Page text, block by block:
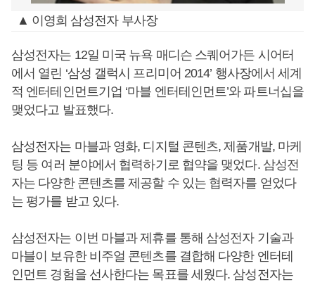
▲ 이영희 삼성전자 부사장
삼성전자는 12일 미국 뉴욕 매디슨 스퀘어가든 시어터
에서 열린 ‘삼성 갤럭시 프리미어 2014’ 행사장에서 세계
적 엔터테인먼트기업 ‘마블 엔터테인먼트’와 파트너십을
맺었다고 발표했다.
삼성전자는 마블과 영화, 디지털 콘텐츠, 제품개발, 마케
팅 등 여러 분야에서 협력하기로 협약을 맺었다. 삼성전
자는 다양한 콘텐츠를 제공할 수 있는 협력자를 얻었다
는 평가를 받고 있다.
삼성전자는 이번 마블과 제휴를 통해 삼성전자 기술과
마블이 보유한 비주얼 콘텐츠를 결합해 다양한 엔터테
인먼트 경험을 선사한다는 목표를 세웠다. 삼성전자는